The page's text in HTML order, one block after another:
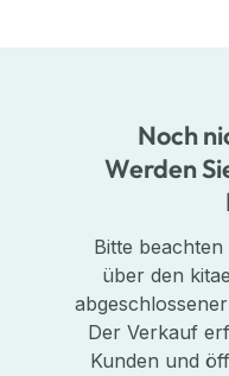
Noch
Werden
Bitte beachten
über den
Der Verkauf
Kunden und